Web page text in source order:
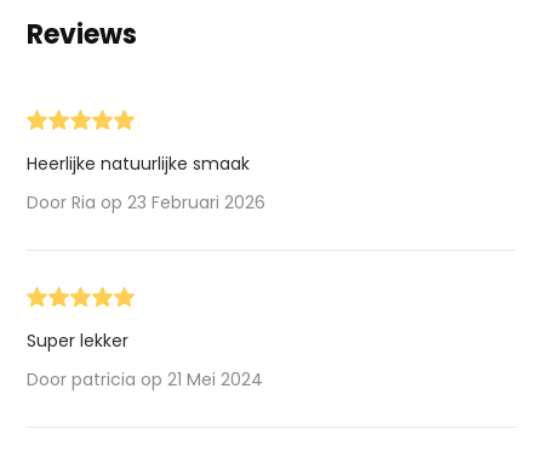
Reviews
Heerlijke natuurlijke smaak
Door Ria op 23 Februari 2026
Super lekker
Door patricia op 21 Mei 2024